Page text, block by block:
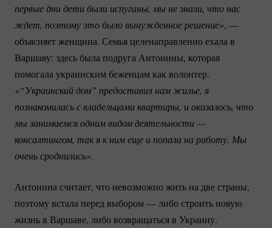
первые дни дети были испуганы, мы не знали, что нас
ждет, поэтому это было вынужденное решение», —
объясняет женщина. Семья целенаправленно ехала в
Варшаву: здесь была подруга Антонины, которая
помогала украинским беженцам как волонтер.
«“Украинский дом” предоставил нам жилье, я
познакомилась с владельцами квартиры, и оказалось, что
мы занимаемся одним видом деятельности —
консалтингом, так я к ним еще и попала на работу. Мы
очень сроднились».
Антонина считает, что невозможно жить на две страны,
поэтому встала перед выбором — либо строить новую
жизнь в Варшаве, либо возвращаться в Украину.